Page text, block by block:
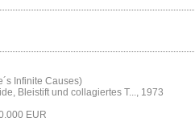
Infinite Causes)
Bleistift und collagiertes T..., 1973
EUR